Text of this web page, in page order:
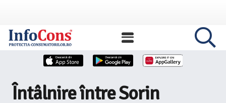
Întâlnire între Sorin